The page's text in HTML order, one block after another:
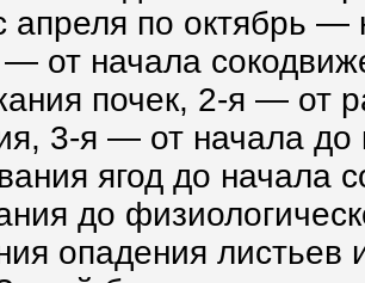
апреля по октябрь
от начала
почек, 2-я — от
3-я — от начала
ягод до начала
до
опадения листьев